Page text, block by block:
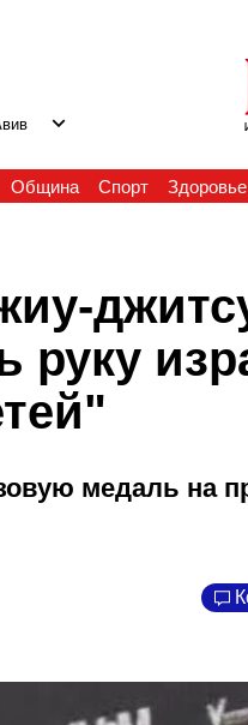
Община Спорт Здоровье
руку
медаль на